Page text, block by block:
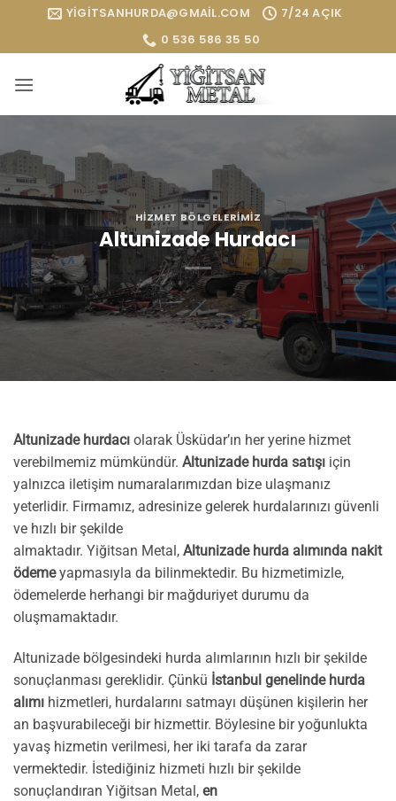
YIGITSANHURDA@GMAIL.COM
7/24 AÇIK
0 536 586 35 50
HIZMET BÖLGELERIMIZ
Altunizade Hurdacı
Altunizade hurdacı olarak Üsküdar’ın her yerine hizmet
verebilmemiz mümkündür. Altunizade hurda satışı için
yalnızca iletişim numaralarımızdan bize ulaşmanız
yeterlidir. Firmamız, adresinize gelerek hurdalarınızı güvenli
ve hızlı bir şekilde
almaktadır. Yiğitsan Metal, Altunizade hurda alımında nakit
ödemeyapmasıyla da bilinmektedir. Bu hizmetimizle,
ödemelerde herhangi bir mağduriyet durumu da
oluşmamaktadır.
Altunizade bölgesindeki hurda alımlarının hızlı bir şekilde
sonuçlanması gereklidir. Çünkü İstanbul genelinde hurda
alımı hizmetleri, hurdalarını satmayı düşünen kişilerin her
an başvurabileceği bir hizmettir. Böylesine bir yoğunlukta
yavaş hizmetin verilmesi, her iki tarafa da zarar
vermektedir. İstediğiniz hizmeti hızlı bir şekilde
sonuçlandıran Yiğitsan Metal, en